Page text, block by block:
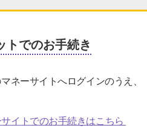
トでのお手続き
ネーサイトへログインのうえ
イトでのお手続きはこちら